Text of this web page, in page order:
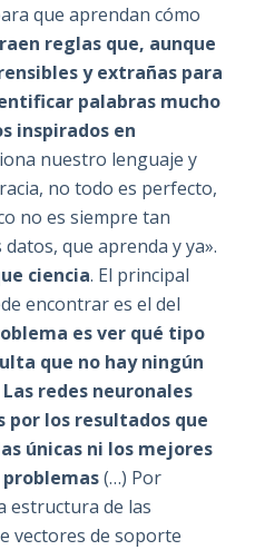
que aprendan cómo
reglas que, aunque
y extrañas para
palabras mucho
inspirados en
nuestro lenguaje y
no todo es perfecto,
no es siempre tan
que aprenda y ya».
ciencia. El principal
encontrar es el del
es ver qué tipo
que no hay ningún
Las redes neuronales
los resultados que
únicas ni los mejores
(…) Por
estructura de las
vectores de soporte